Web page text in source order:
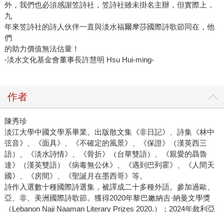
外，我們也必須感謝笠詩社，笠詩社雖未掛名主辦，但實際上，
九
年來笠詩社的詩人伙伴一直與淡水福爾摩莎國際詩歌節同在，他
們
的助力價值無法估量！
-淡水文化基金會董事長許慧明 Hsu Hui-ming-
作者
陳秀珍
淡江大學中國文學系畢業。出版散文集《非日記》、詩集《林中
弦音》、《面具》、《不確定的風景》、《保證》（漢英西三
語）、《淡水詩情》、《骨折》（台華雙語）、《親愛的聶魯
達》（漢英雙語）《病毒無公休》、《遇到巴列霍》、《人間天
國》、《房間》、《聖誕月在墨西哥》等。
詩作入選數十種國際詩選集，被譯成二十多種外語。參加過歐、
亞、非、美洲國際詩歌節。獲得2020年黎巴嫩納吉·納曼文學獎
（Lebanon Naji Naaman Literary Prizes 2020.）；2024年敘利亞